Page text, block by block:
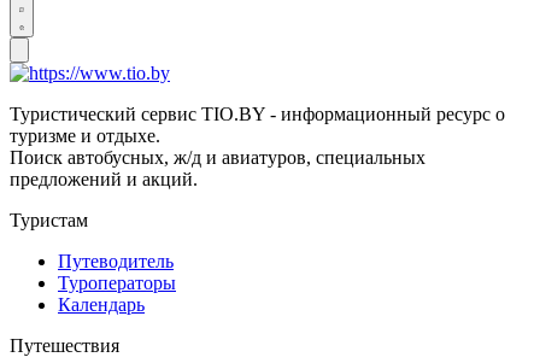
Туристический сервис TIO.BY - информационный ресурс о
туризме и отдыхе.
Поиск автобусных, ж/д и авиатуров, специальных
предложений и акций.
Туристам
Путеводитель
Туроператоры
Календарь
Путешествия